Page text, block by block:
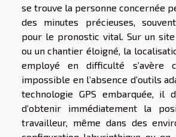
se trouve la personne concernée
des minutes précieuses,
pour le pronostic vital. Sur un
ou un chantier éloigné, la
employé en difficulté s’avère
impossible en l’absence d’outils
technologie GPS embarquée, il
d’obtenir immédiatement la
travailleur, même dans des